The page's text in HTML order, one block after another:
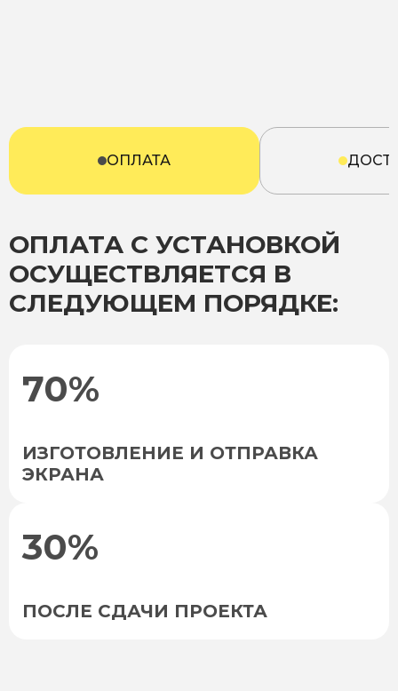
ОПЛАТА
ОПЛАТА С УСТАНОВКОЙ
ОСУЩЕСТВЛЯЕТСЯ В
СЛЕДУЮЩЕМ ПОРЯДКЕ:
70%
ИЗГОТОВЛЕНИЕ И ОТПРАВКА
ЭКРАНА
30%
ПОСЛЕ СДАЧИ ПРОЕКТА